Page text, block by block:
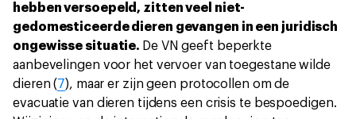
hebben versoepeld, zitten veel niet-
gedomesticeerde dieren gevangen in een juridisch
ongewisse situatie. De VN geeft beperkte
aanbevelingen voor het vervoer van toegestane wilde
dieren (7), maar er zijn geen protocollen om de
evacuatie van dieren tijdens een crisis te bespoedigen.